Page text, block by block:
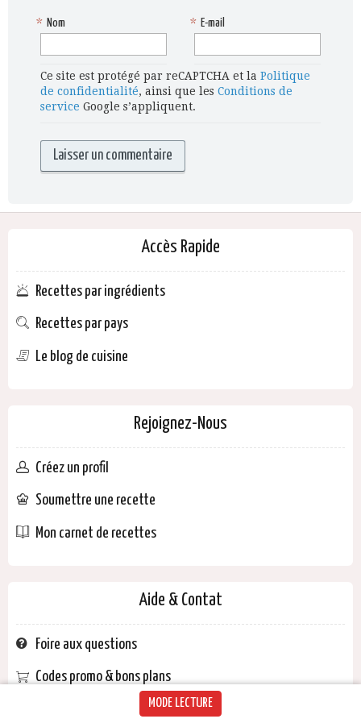
MODE LECTURE
Nom
* E-mail
*
Ce site est protégé par reCAPTCHA et la Politique
de confidentialité, ainsi que les Conditions de
service Google s’appliquent.
Accès Rapide
Recettes par ingrédients
Recettes par pays
Le blog de cuisine
Rejoignez-Nous
Créez un profil
Soumettre une recette
Mon carnet de recettes
Aide & Contat
Foire aux questions
Codes promo & bons plans